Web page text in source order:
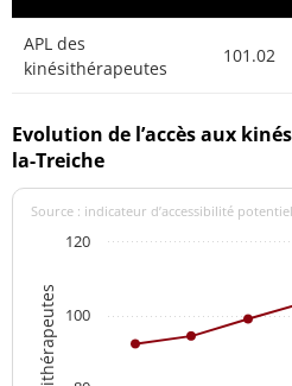
APL des
kinésithérapeutes
101.02
Evolution de l’accès aux
la-Treiche
Source : indicateur d’accessibilité
100
120